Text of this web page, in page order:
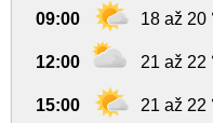
09:00 18 až 20
12:00 21 až 22
15:00 21 až 22